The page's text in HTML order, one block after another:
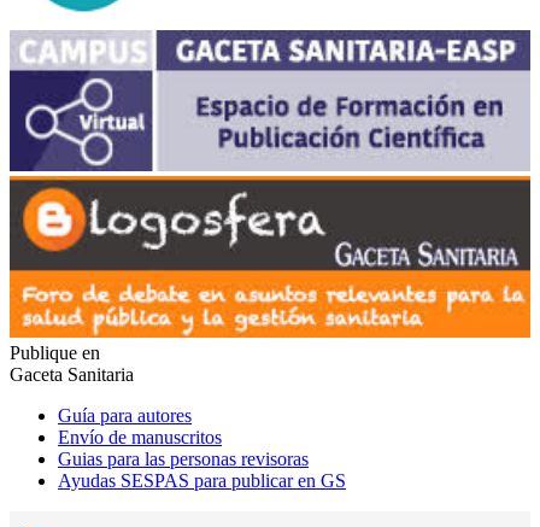
Publique en
Gaceta Sanitaria
Guía para autores
Envío de manuscritos
Guias para las personas revisoras
Ayudas SESPAS para publicar en GS